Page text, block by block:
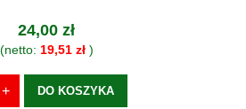
24,00 zł
(netto: 19,51 zł)
DO KOSZYKA